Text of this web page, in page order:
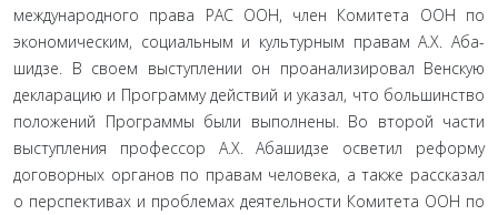
международного права РАС ООН, член Комитета ООН по
экономическим, социальным и культурным правам А.Х. Аба­
шидзе. В своем выступлении он проанализировал Венскую
декларацию и Программу действий и указал, что большин­ство
положений Программы были выполнены. Во второй ча­сти
выступления профессор А.Х. Абашидзе осветил реформу
договорных органов по правам человека, а также рассказал
о перспективах и проблемах деятельности Комитета ООН по